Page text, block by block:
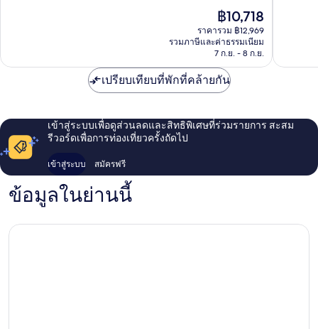
ราคา
ปัจจุบัน
คือ
฿10,718
฿10,718
ราคารวม ฿12,969
รวมภาษีและค่าธรรมเนียม
7 ก.ย. - 8 ก.ย.
รีวิว
เปรียบเทียบที่พักที่คล้ายกัน
เข้าสู่ระบบเพื่อดูส่วนลดและสิทธิพิเศษที่ร่วมรายการ สะสม
รีวอร์ดเพื่อการท่องเที่ยวครั้งถัดไป
เข้าสู่ระบบ สมัครฟรี
ข้อมูลในย่านนี้